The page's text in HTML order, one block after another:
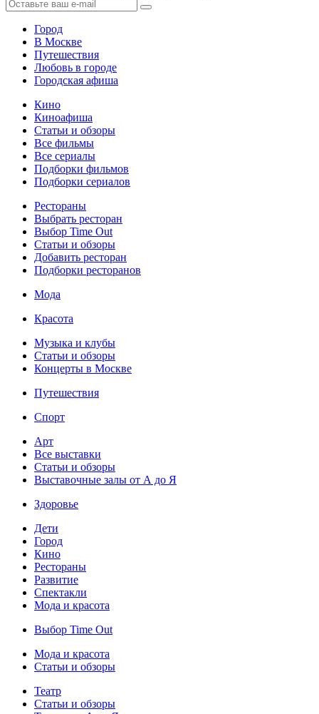
Город
В Москве
Путешествия
Любовь в городе
Городская афиша
Кино
Киноафиша
Статьи и обзоры
Все фильмы
Все сериалы
Подборки фильмов
Подборки сериалов
Рестораны
Выбрать ресторан
Выбор Time Out
Статьи и обзоры
Добавить ресторан
Подборки ресторанов
Мода
Красота
Музыка и клубы
Статьи и обзоры
Концерты в Москве
Путешествия
Спорт
Арт
Все выставки
Статьи и обзоры
Выставочные залы от А до Я
Здоровье
Дети
Город
Кино
Рестораны
Развитие
Спектакли
Мода и красота
Выбор Time Out
Мода и красота
Статьи и обзоры
Театр
Статьи и обзоры